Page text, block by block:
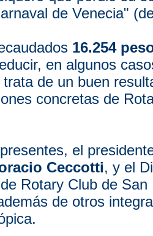
de Venecia"
16.254
en algunos
de un buen
concretas de
el
Ceccotti, y el
Rotary Club de
de otros